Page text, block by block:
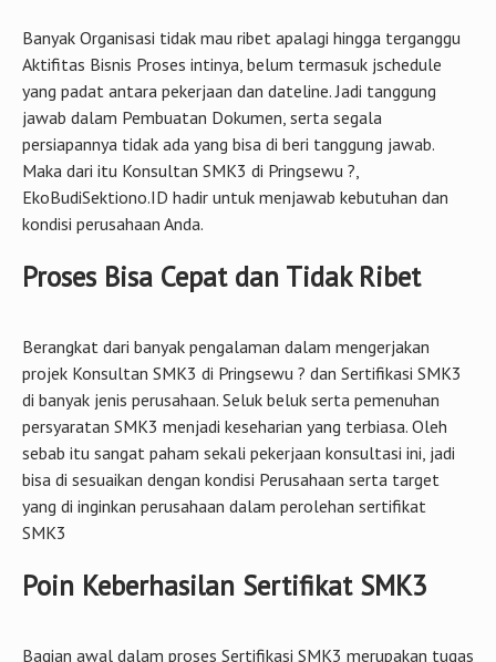
pekerja/buruh, dan/atau serikat pekerja/serikat buruh
Menciptakan tempat kerja yang aman, nyaman, dan efisien
untuk mendorong produktivitas K3
Konsultan SMK3 di Pringsewu ? –
Kenapa harus EkoBudiSektiono.ID
Menjadi Partner Perusahaan Anda?
Aktifitas Bisnis Proses intinya, belum termasuk jschedule
jawab dalam Pembuatan Dokumen, serta segala
persiapannya tidak ada yang bisa di beri tanggung jawab.
Maka dari itu Konsultan SMK3 di Pringsewu ?,
EkoBudiSektiono.ID hadir untuk menjawab kebutuhan dan
kondisi perusahaan Anda.
Proses Bisa Cepat dan Tidak Ribet
projek Konsultan SMK3 di Pringsewu ? dan Sertifikasi SMK3
persyaratan SMK3 menjadi keseharian yang terbiasa. Oleh